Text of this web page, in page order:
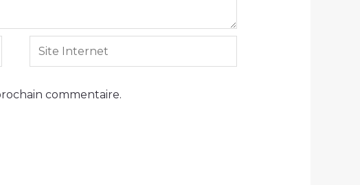
Site
Internet
commentaire.